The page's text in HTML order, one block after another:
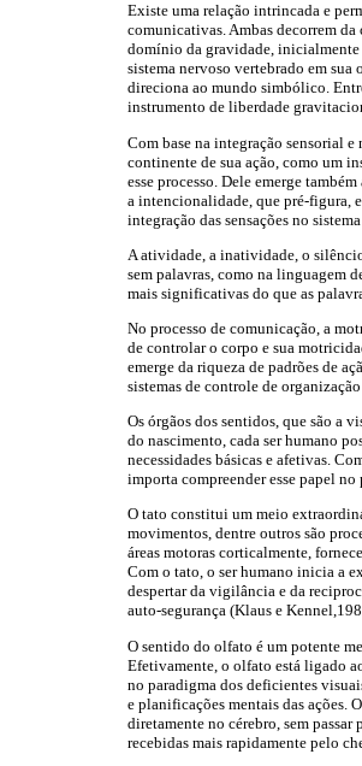
Existe uma relação intrincada e
comunicativas. Ambas decorrem
domínio da gravidade, inicialmente
sistema nervoso vertebrado em
direciona ao mundo simbólico.
instrumento de liberdade
Com base na integração sensorial
continente de sua ação, como um
esse processo. Dele emerge
a intencionalidade, que pré-figura,
integração das sensações no
A atividade, a inatividade, o
sem palavras, como na linguagem
mais significativas do que as
No processo de comunicação, a
de controlar o corpo e sua
emerge da riqueza de padrões de
sistemas de controle de
Os órgãos dos sentidos, que são a
do nascimento, cada ser humano
necessidades básicas e afetivas.
importa compreender esse papel
O tato constitui um meio
movimentos, dentre outros são
áreas motoras corticalmente,
Com o tato, o ser humano inicia a
despertar da vigilância e da
auto-segurança (Klaus e
O sentido do olfato é um potente
Efetivamente, o olfato está ligado
no paradigma dos deficientes
e planificações mentais das ações.
diretamente no cérebro, sem
recebidas mais rapidamente pelo